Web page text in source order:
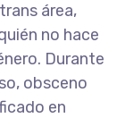
área,
no hace
Durante
obsceno
en